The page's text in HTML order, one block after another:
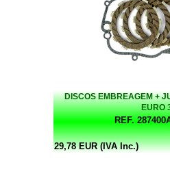
DISCOS EMBREAGEM +
EURO
REF.
29,78 EUR (IVA Inc.)